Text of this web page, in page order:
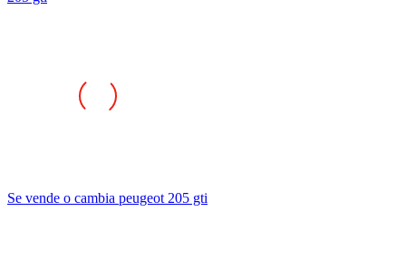
Se vende o cambia peugeot 205 gti